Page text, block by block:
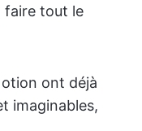
faire tout le
ont déjà
imaginables,